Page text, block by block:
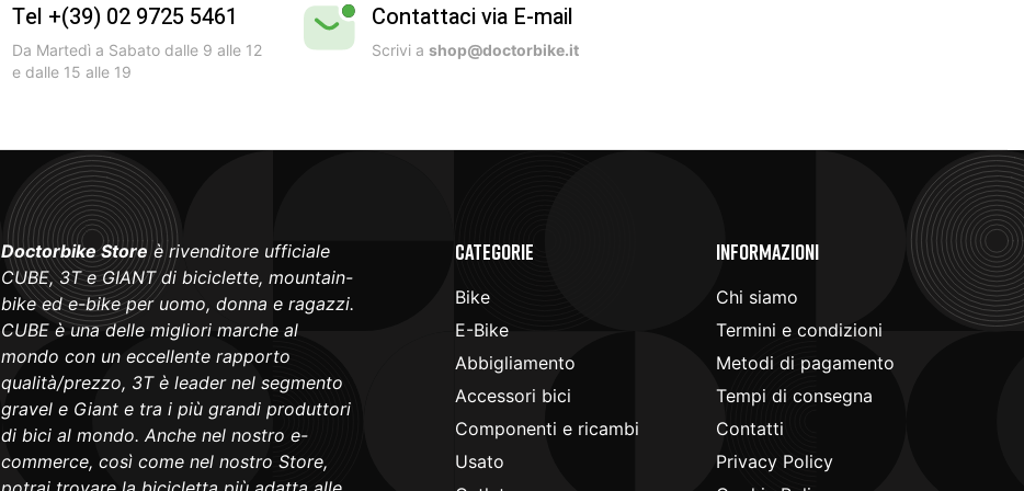
Tel +(39) 02 9725 5461
Da Martedì a Sabato dalle 9 alle 12
e dalle 15 alle 19
Contattaci via E-mail
Scrivi ashop@doctorbike.it
Doctorbike Storeè rivenditore ufficiale
CUBE, 3T e GIANT di biciclette, mountain-
bike ed e-bike per uomo, donna e ragazzi.
CUBE è una delle migliori marche al
mondo con un eccellente rapporto
qualità/prezzo, 3T è leader nel segmento
gravel e Giant e tra i più grandi produttori
di bici al mondo. Anche nel nostro e-
commerce, così come nel nostro Store,
Categorie
Bike
E-Bike
Abbigliamento
Accessori bici
Componenti e ricambi
Usato
Informazioni
Chi siamo
Termini e condizioni
Metodi di pagamento
Tempi di consegna
Contatti
Privacy Policy